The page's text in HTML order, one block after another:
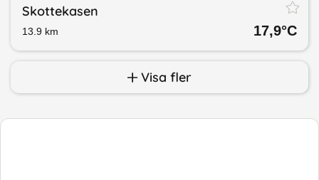
Skottekasen
13.9 km 17,9°C
Visa fler